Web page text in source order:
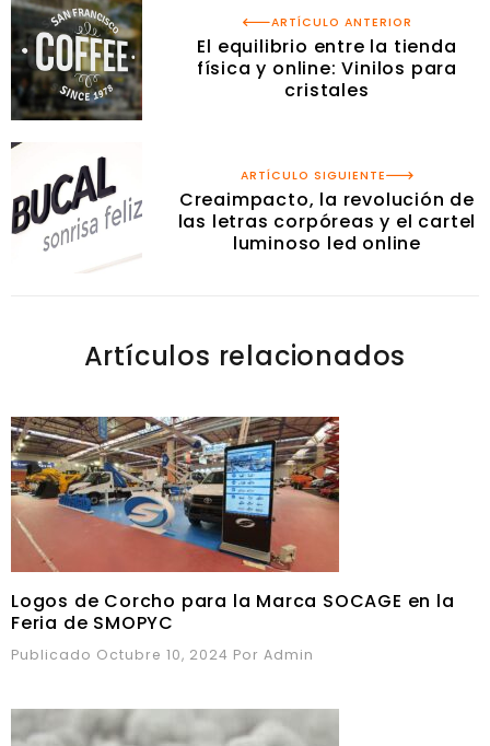
ARTÍCULO ANTERIOR
El equilibrio entre la tienda
física y online: Vinilos para
cristales
ARTÍCULO SIGUIENTE
Creaimpacto, la revolución de
las letras corpóreas y el cartel
luminoso led online
Artículos relacionados
Logos de Corcho para la Marca SOCAGE en la
Feria de SMOPYC
Publicado Octubre 10, 2024 Por Admin